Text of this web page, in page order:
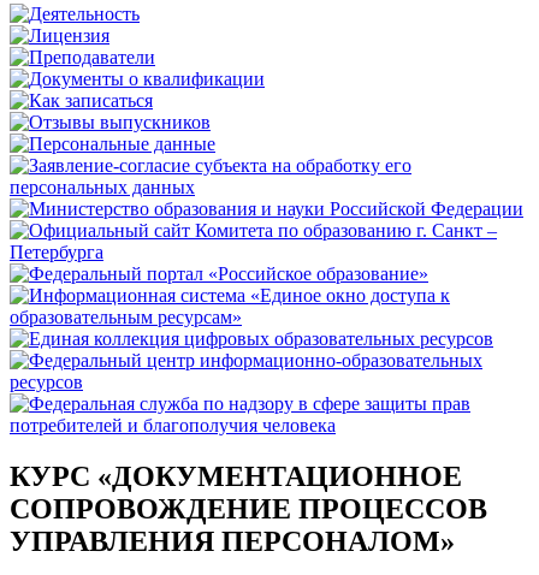
КУРС «ДОКУМЕНТАЦИОННОЕ
СОПРОВОЖДЕНИЕ ПРОЦЕССОВ
УПРАВЛЕНИЯ ПЕРСОНАЛОМ»